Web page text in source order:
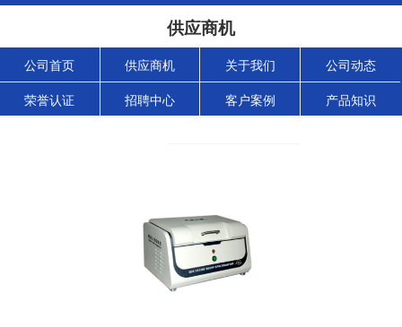
供应商机
公司首页 供应商机 关于我们 公司动态
荣誉认证 招聘中心 客户案例 产品知识